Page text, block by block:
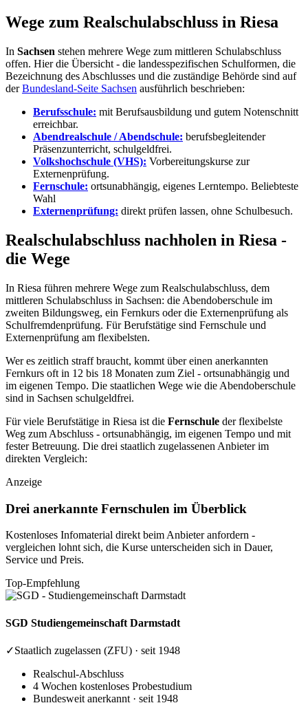
Wege zum Realschulabschluss in Riesa
In Sachsen stehen mehrere Wege zum mittleren Schulabschluss
offen. Hier die Übersicht - die landesspezifischen Schulformen, die
Bezeichnung des Abschlusses und die zuständige Behörde sind auf
derBundesland-Seite Sachsen ausführlich beschrieben:
Berufsschule: mit Berufsausbildung und gutem Notenschnitt
erreichbar.
Abendrealschule / Abendschule: berufsbegleitender
Präsenzunterricht, schulgeldfrei.
Volkshochschule (VHS): Vorbereitungskurse zur
Externenprüfung.
Fernschule: ortsunabhängig, eigenes Lerntempo. Beliebteste
Wahl
Externenprüfung: direkt prüfen lassen, ohne Schulbesuch.
Realschulabschluss nachholen in Riesa -
die Wege
In Riesa führen mehrere Wege zum Realschulabschluss, dem
mittleren Schulabschluss in Sachsen: die Abendoberschule im
zweiten Bildungsweg, ein Fernkurs oder die Externenprüfung als
Schulfremdenprüfung. Für Berufstätige sind Fernschule und
Externenprüfung am flexibelsten.
Wer es zeitlich straff braucht, kommt über einen anerkannten
Fernkurs oft in 12 bis 18 Monaten zum Ziel - ortsunabhängig und
im eigenen Tempo. Die staatlichen Wege wie die Abendoberschule
sind in Sachsen schulgeldfrei.
Für viele Berufstätige in Riesa ist die Fernschule der flexibelste
Weg zum Abschluss - ortsunabhängig, im eigenen Tempo und mit
fester Betreuung. Die drei staatlich zugelassenen Anbieter im
direkten Vergleich:
Anzeige
Drei anerkannte Fernschulen im Überblick
Kostenloses Infomaterial direkt beim Anbieter anfordern -
vergleichen lohnt sich, die Kurse unterscheiden sich in Dauer,
Service und Preis.
Top-Empfehlung
SGD Studiengemeinschaft Darmstadt
✓Staatlich zugelassen (ZFU) · seit 1948
Realschul-Abschluss
4 Wochen kostenloses Probestudium
Bundesweit anerkannt · seit 1948